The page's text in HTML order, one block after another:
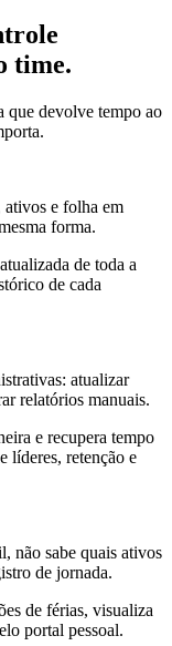
time.
que devolve tempo ao
ativos e folha em
forma.
de toda a
de cada
atualizar
relatórios manuais.
e recupera tempo
líderes, retenção e
não sabe quais ativos
de jornada.
de férias, visualiza
portal pessoal.